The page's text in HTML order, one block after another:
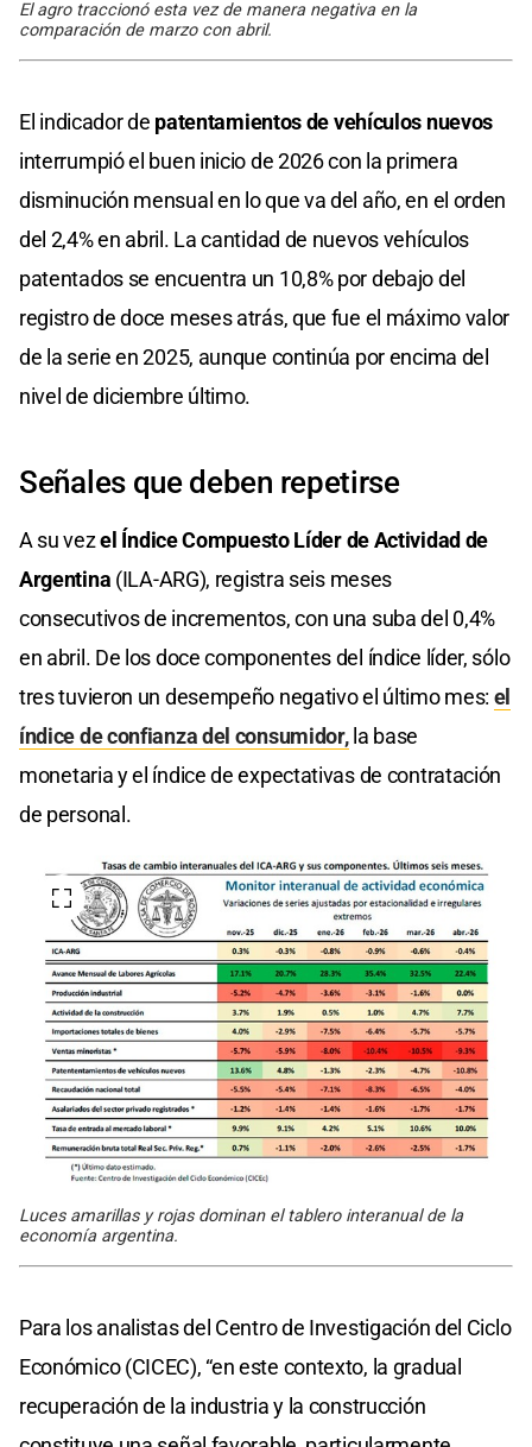
El agro traccionó esta vez de manera negativa en la
comparación de marzo con abril.
El indicador de patentamientos de vehículos nuevos
interrumpió el buen inicio de 2026 con la primera
disminución mensual en lo que va del año, en el orden
del 2,4% en abril. La cantidad de nuevos vehículos
patentados se encuentra un 10,8% por debajo del
registro de doce meses atrás, que fue el máximo valor
de la serie en 2025, aunque continúa por encima del
nivel de diciembre último.
Señales que deben repetirse
A su vezel Índice Compuesto Líder de Actividad de
Argentina (ILA-ARG), registra seis meses
consecutivos de incrementos, con una suba del 0,4%
en abril. De los doce componentes del índice líder, sólo
tres tuvieron un desempeño negativo el último mes: el
índice de confianza del consumidor,la base
monetaria y el índice de expectativas de contratación
de personal.
Luces amarillas y rojas dominan el tablero interanual de la
economía argentina.
Para los analistas del Centro de Investigación del Ciclo
Económico (CICEC), “en este contexto, la gradual
recuperación de la industria y la construcción